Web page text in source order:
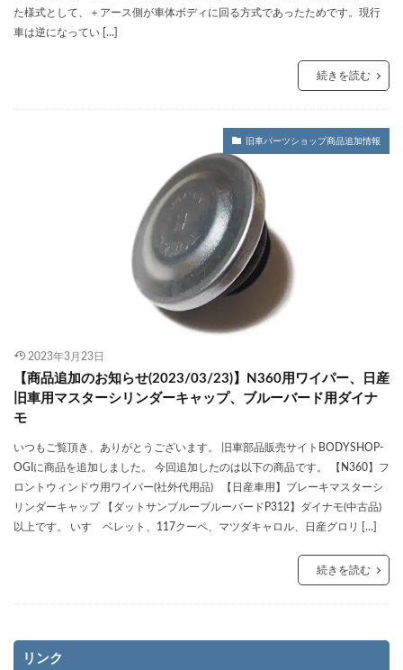
た様式として、＋アース側が車体ボディに回る方式であったためです。現行
車は逆になってい […]
続きを読む
旧車パーツショップ商品追加情報
2023年3月23日
【商品追加のお知らせ(2023/03/23)】N360用ワイパー、日産
旧車用マスターシリンダーキャップ、ブルーバード用ダイナ
モ
いつもご覧頂き、ありがとうございます。 旧車部品販売サイトBODYSHOP-
OGIに商品を追加しました。 今回追加したのは以下の商品です。 【N360】フ
ロントウィンドウ用ワイパー(社外代用品) 【日産車用】ブレーキマスターシ
リンダーキャップ 【ダットサンブルーブルーバードP312】ダイナモ(中古品)
以上です。 いすゞベレット、117クーペ、マツダキャロル、日産グロリ […]
続きを読む
リンク